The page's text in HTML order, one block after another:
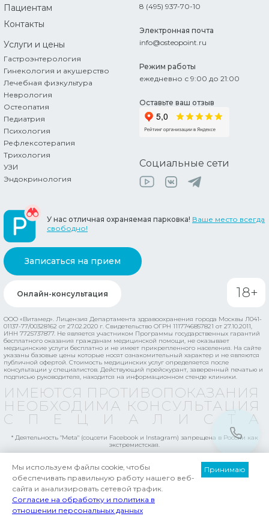
Пациентам
Контакты
Услуги и цены
Гастроэнтерология
Гинекология и акушерство
Лечебная физкультура
Неврология
Остеопатия
Педиатрия
Психология
Рефлексотерапия
Трихология
УЗИ
Эндокринология
8 (495) 937-70-10
Электронная почта
info@osteopoint.ru
Режим работы
ежедневно с 9:00 до 21:00
Оставьте ваш отзыв
Социальные сети
Записаться на прием
Онлайн-консультация
У нас отличная охраняемая парковка! Ваше место всегда
свободно!
18+
ООО «Витамед». Лицензия Департамента здравоохранения города Москвы Л041-
01137-77/00328162 от 27.02.2020 г. Свидетельство ОГРН 1117746857821 от 27.10.2011,
ИНН 7725737877. Не является участником Программы государственных гарантий
бесплатного оказания гражданам медицинской помощи, не оказывает
медицинские услуги бесплатно и не имеет прикрепленного населения. На сайте
указаны базовые цены которые носят ознакомительный характер и не являются
публичной офертой. Стоимость медицинских услуг определяется после
консультации у специалистов. Действующий прейскурант, заверенный печатью и
подписью руководителя, находится на информационном стенде клиники.
ИМЕЮТСЯ ПРОТИВОПОКАЗАНИЯ
НЕОБХОДИМА КОНСУЛЬТАЦИЯ
* Деятельность "Meta" (соцсети Facebook и Instagram) запрещена в России как
экстремистская.
© 2026, Osteopoint | Согласие на обработку персональных данных
Политика обработки персональных данных
Принимаю
Мы используем файлы cookie, чтобы
обеспечивать правильную работу нашего веб-
сайта и анализировать сетевой трафик.
Согласие на обработку и политика в
отношении персональных данных